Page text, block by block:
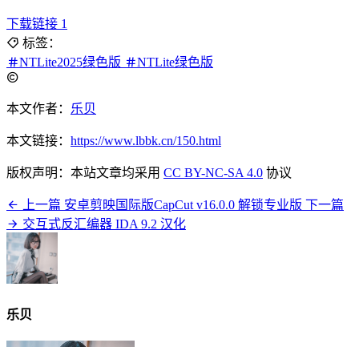
下载链接 1
标签：
NTLite2025绿色版
NTLite绿色版
本文作者： 乐贝
本文链接： https://www.lbbk.cn/150.html
版权声明：本站文章均采用 CC BY-NC-SA 4.0 协议
上一篇 安卓剪映国际版CapCut v16.0.0 解锁专业版 下一篇
交互式反汇编器 IDA 9.2 汉化
乐贝